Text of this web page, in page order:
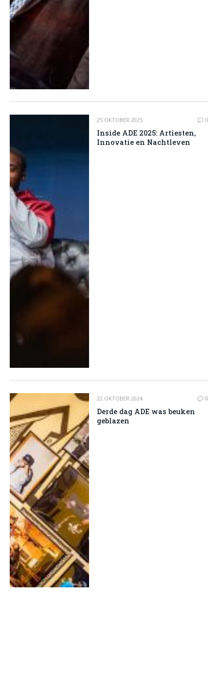
25 OKTOBER 2025 0
Inside ADE 2025: Artiesten,
Innovatie en Nachtleven
22 OKTOBER 2024 0
Derde dag ADE was beuken
geblazen